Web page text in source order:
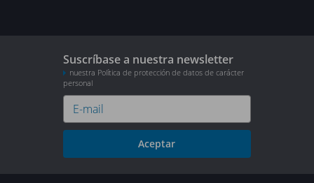
Suscríbase a nuestra newsletter
nuestra Política de protección de datos de carácter
personal
Aceptar